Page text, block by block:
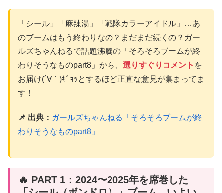
「シール」「麻辣湯」「戦隊カラーアイドル」…あ
のブームはもう終わりなの？まだまだ続くの？ガー
ルズちゃんねるで話題沸騰の「そろそろブームが終
わりそうなものpart8」から、 選りすぐりコメント を
お届け(´∀｀)ｷﾞｮｯとするほど正直な意見が集まってま
す！
📌 出典： ガールズちゃんねる「そろそろブームが終
わりそうなものpart8」
🔥 PART 1：2024〜2025年を席巻した